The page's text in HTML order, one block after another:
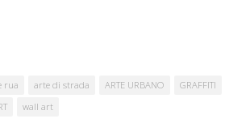
rua arte di strada ARTE URBANO GRAFFITI
wall art